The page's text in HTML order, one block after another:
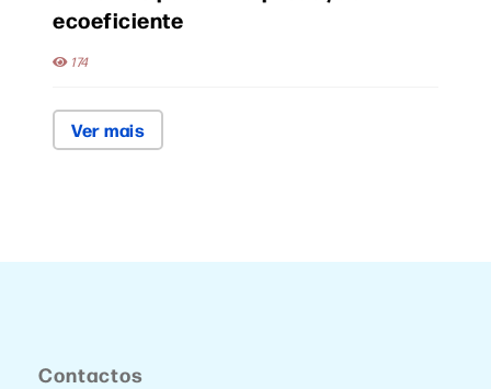
ecoeficiente
174
Ver mais
Contactos